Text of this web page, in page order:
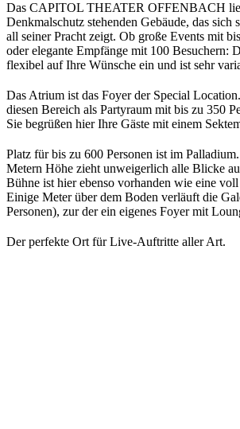
Das CAPITOL THEATER OFFENBACH
Denkmalschutz stehenden Gebäude, das sich
all seiner Pracht zeigt. Ob große Events mit
oder elegante Empfänge mit 100 Besuchern:
flexibel auf Ihre Wünsche ein und ist sehr
Das Atrium ist das Foyer der Special
diesen Bereich als Partyraum mit bis zu 350
Sie begrüßen hier Ihre Gäste mit einem
Platz für bis zu 600 Personen ist im
Metern Höhe zieht unweigerlich alle Blicke
Bühne ist hier ebenso vorhanden wie eine voll
Einige Meter über dem Boden verläuft die
Personen), zur der ein eigenes Foyer mit
Der perfekte Ort für Live-Auftritte aller Art.